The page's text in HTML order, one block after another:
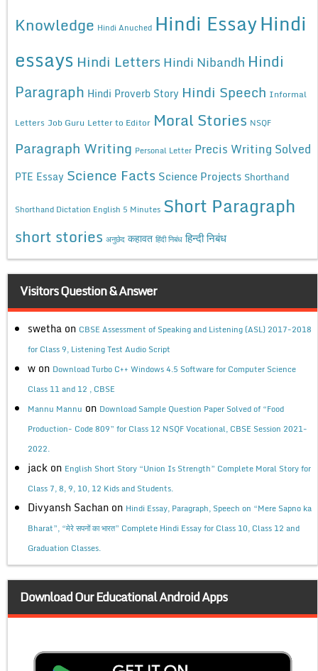
Knowledge Hindi Anuched Hindi EssayHindi
essays Hindi Letters Hindi Nibandh Hindi
Paragraph Hindi Proverb Story Hindi Speech Informal
Letters Job Guru Letter to Editor Moral Stories NSQF
Paragraph Writing Personal Letter Precis Writing Solved
PTE Essay Science Facts Science Projects Shorthand
Shorthand Dictation English 5 Minutes Short Paragraph
short stories अनुछेद कहावत हिंदी निबंध हिन्दी निबंध
Visitors Question & Answer
swetha on CBSE Assessment of Speaking and Listening (ASL) 2017-2018
for Class 9, Listening Test Audio Script
w on Download Turbo C++ Windows 4.5 Software for Computer Science
Class 11 and 12 , CBSE
Mannu Mannu on Download Sample Question Paper Solved of “Food
Production- Code 809” for Class 12 NSQF Vocational, CBSE Session 2021-
2022.
jack on English Short Story “Union Is Strength” Complete Moral Story for
Class 7, 8, 9, 10, 12 Kids and Students.
Divyansh Sachan on Hindi Essay, Paragraph, Speech on “Mere Sapno ka
Bharat”, “मेरे सपनों का भारत” Complete Hindi Essay for Class 10, Class 12 and
Graduation Classes.
Download Our Educational Android Apps